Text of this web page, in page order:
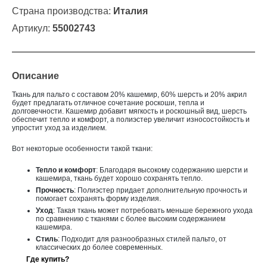
Страна производства: Италия
Артикул: 55002743
Описание
Ткань для пальто с составом 20% кашемир, 60% шерсть и 20% акрил
будет предлагать отличное сочетание роскоши, тепла и
долговечности. Кашемир добавит мягкость и роскошный вид, шерсть
обеспечит тепло и комфорт, а полиэстер увеличит износостойкость и
упростит уход за изделием.
Вот некоторые особенности такой ткани:
Тепло и комфорт: Благодаря высокому содержанию шерсти и
кашемира, ткань будет хорошо сохранять тепло.
Прочность: Полиэстер придает дополнительную прочность и
помогает сохранять форму изделия.
Уход: Такая ткань может потребовать меньше бережного ухода
по сравнению с тканями с более высоким содержанием
кашемира.
Стиль: Подходит для разнообразных стилей пальто, от
классических до более современных.
Где купить?